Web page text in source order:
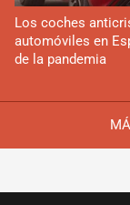
Los coches
automóviles en
de la pandemia